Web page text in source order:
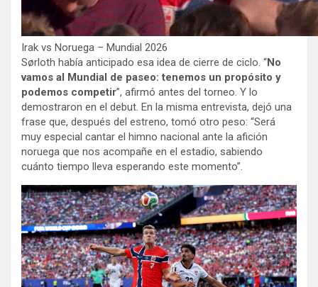
Irak vs Noruega – Mundial 2026
Sørloth había anticipado esa idea de cierre de ciclo. “No
vamos al Mundial de paseo: tenemos un propósito y
podemos competir”, afirmó antes del torneo. Y lo
demostraron en el debut. En la misma entrevista, dejó una
frase que, después del estreno, tomó otro peso: “Será
muy especial cantar el himno nacional ante la afición
noruega que nos acompañe en el estadio, sabiendo
cuánto tiempo lleva esperando este momento”.